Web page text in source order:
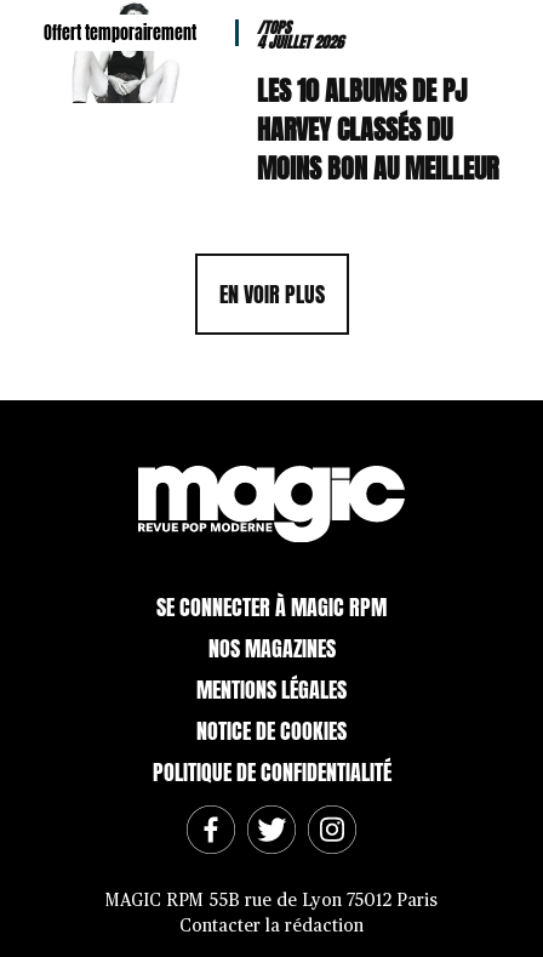
Offert temporairement /TOPS
4 JUILLET 2026
LES 10 ALBUMS DE PJ
HARVEY CLASSÉS DU
MOINS BON AU MEILLEUR
EN VOIR PLUS
SE CONNECTER À MAGIC RPM
NOS MAGAZINES
MENTIONS LÉGALES
NOTICE DE COOKIES
POLITIQUE DE CONFIDENTIALITÉ
MAGIC RPM 55B rue de Lyon 75012 Paris
Contacter la rédaction